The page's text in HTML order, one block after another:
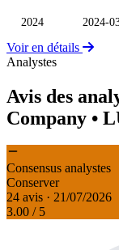
2024 2024-
Voir en détails
Analystes
Avis des
Company •
Consensus analystes
Conserver
24 avis · 21/07/2026
3.00 / 5